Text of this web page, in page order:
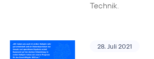
Technik.
28. Juli 2021